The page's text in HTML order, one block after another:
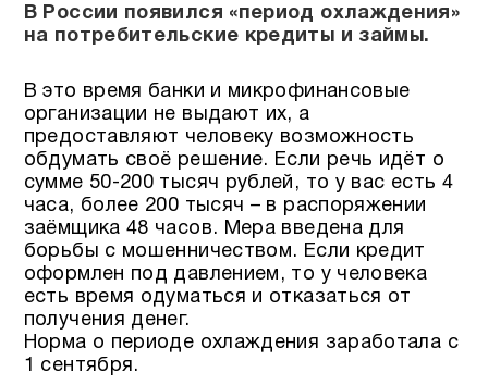
В России появился «период охлаждения»
на потребительские кредиты и займы.
В это время банки и микрофинансовые
организации не выдают их, а
предоставляют человеку возможность
обдумать своё решение. Если речь идёт о
сумме 50-200 тысяч рублей, то у вас есть 4
часа, более 200 тысяч – в распоряжении
заёмщика 48 часов. Мера введена для
борьбы с мошенничеством. Если кредит
оформлен под давлением, то у человека
есть время одуматься и отказаться от
получения денег.
Норма о периоде охлаждения заработала с
1 сентября.